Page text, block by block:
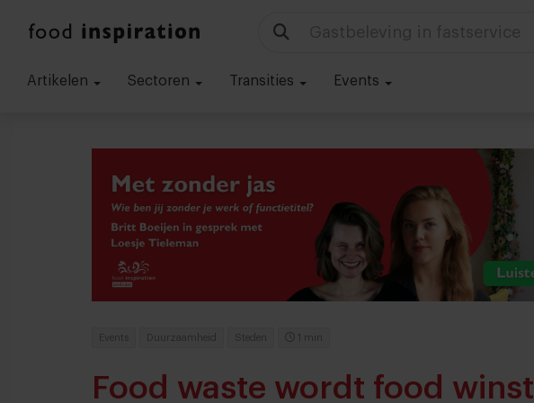
Gastbeleving in fastservice
Artikelen Sectoren Transities Events
Events Duurzaamheid Steden 1 min
Food waste wordt food winst